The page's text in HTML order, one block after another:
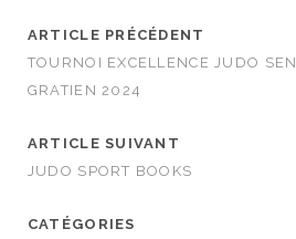
ARTICLE PRÉCÉDENT
TOURNOI EXCELLENCE JUDO
GRATIEN 2024
ARTICLE SUIVANT
JUDO SPORT BOOKS
CATÉGORIES